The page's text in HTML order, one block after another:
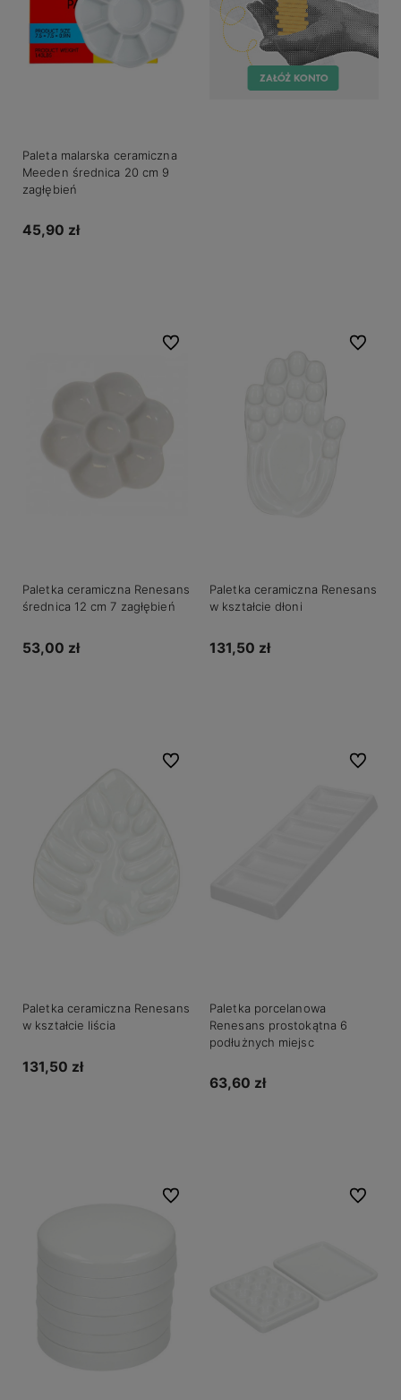
Paleta malarska ceramiczna
Meeden średnica 20 cm 9
zagłębień
45,90 zł
Paletka ceramiczna Renesans
średnica 12 cm 7 zagłębień
53,00 zł
Do ulubionych
Paletka ceramiczna Renesans
w kształcie dłoni
131,50 zł
Do
Paletka ceramiczna Renesans
w kształcie liścia
131,50 zł
Do ulubionych
Paletka porcelanowa
Renesans prostokątna 6
podłużnych miejsc
63,60 zł
Do
Do ulubionych Do